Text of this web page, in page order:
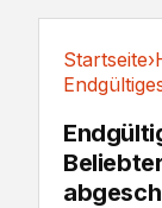
Startseite›